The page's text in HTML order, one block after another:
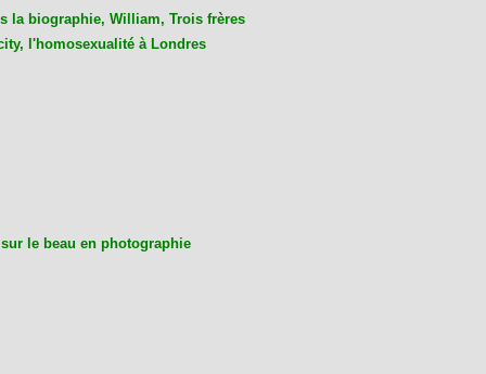
la biographie, William, Trois frères
l'homosexualité à Londres
le beau en photographie